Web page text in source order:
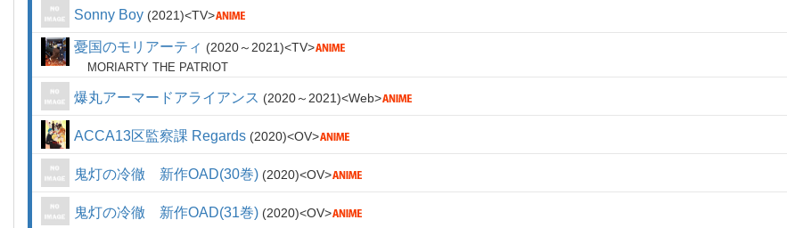
Sonny Boy 2021 TV
憂国のモリアーティ 2020～2021 TV
MORIARTY THE PATRIOT
爆丸アーマードアライアンス 2020～2021 Web
ACCA13区監察課 Regards 2020 OV
鬼灯の冷徹 新作OAD(30巻) 2020 OV
鬼灯の冷徹 新作OAD(31巻) 2020 OV